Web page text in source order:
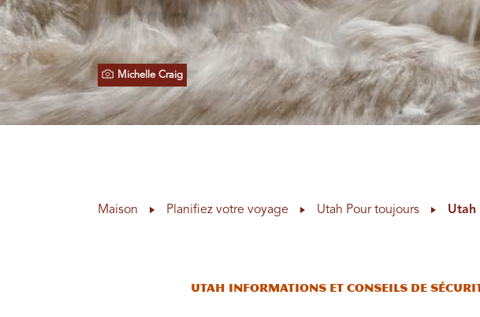
Michelle Craig
Maison Planifiez votre voyage Utah Pour toujours Utah
Utah Informations et conseils de